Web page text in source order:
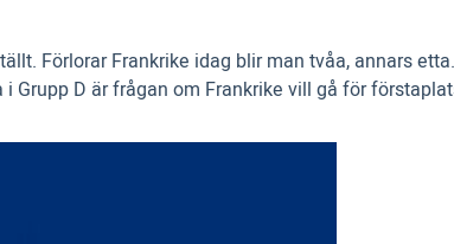
Förlorar Frankrike idag blir man tvåa, annars
Grupp D är frågan om Frankrike vill gå för